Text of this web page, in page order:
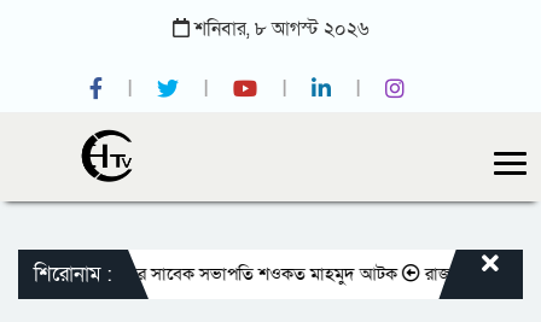
শনিবার,৮আগস্ট ২০২৬
শিরোনাম :
প্রেসক্লাবের সাবেক সভাপতি শওকত মাহমুদ আটক রাজবাড়ীতে বীর